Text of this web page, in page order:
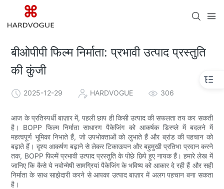
बीओपीपी फिल्म निर्माता: प्रभावी उत्पाद प्रस्तुति
की कुंजी
2025-12-29 HARDVOGUE 306
आज के प्रतिस्पर्धी बाज़ार में, पहली छाप ही किसी उत्पाद की सफलता तय कर सकती
है। BOPP फिल्म निर्माता साधारण पैकेजिंग को आकर्षक डिस्प्ले में बदलने में
महत्वपूर्ण भूमिका निभाते हैं, जो उपभोक्ताओं को लुभाते हैं और ब्रांड की पहचान को
बढ़ाते हैं। दृश्य आकर्षण बढ़ाने से लेकर टिकाऊपन और बहुमुखी प्रतिभा प्रदान करने
तक, BOPP फिल्में प्रभावी उत्पाद प्रस्तुति के पीछे छिपे हुए नायक हैं। हमारे लेख में
जानिए कि कैसे ये नवोन्मेषी सामग्रियां पैकेजिंग के भविष्य को आकार दे रही हैं और सही
निर्माता के साथ साझेदारी करने से आपका उत्पाद बाज़ार में अलग पहचान बना सकता
है।